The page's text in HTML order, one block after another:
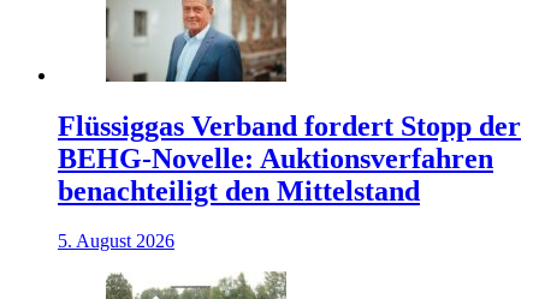
Flüssiggas Verband fordert Stopp der
BEHG-Novelle: Auktionsverfahren
benachteiligt den Mittelstand
5. August 2026